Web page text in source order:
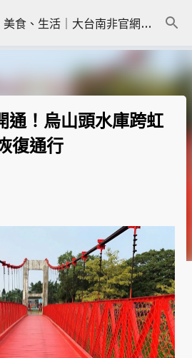
跳到主要內容 樂活台南｜旅遊、美食、生活｜大台南非官網｜tainanlohas.cc
通！烏山頭水庫跨虹
復通行